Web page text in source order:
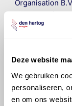
Deze website
We gebruiken
personaliseren,
en om ons
Organisation
om ervoor te
en compleet
veroorzaakt
raadplegen en
hij/zij de
om de vereiste